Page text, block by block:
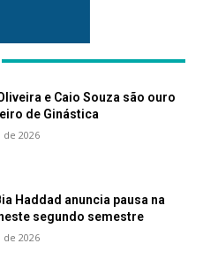
e Caio Souza são ouro
de Ginástica
de 2026
Haddad anuncia pausa na
segundo semestre
de 2026